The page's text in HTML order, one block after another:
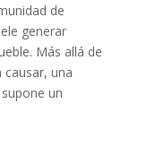
de
generar
Más allá de
una
un